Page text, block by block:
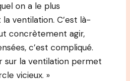
on a le plus
la ventilation. C’est là-
concrètement agir,
c’est compliqué.
sur la ventilation permet
vicieux. »